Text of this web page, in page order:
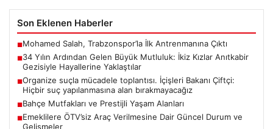
Son Eklenen Haberler
■Mohamed Salah, Trabzonspor’la İlk Antrenmanına Çıktı
■34 Yılın Ardından Gelen Büyük Mutluluk: İkiz Kızlar Anıtkabir
Gezisiyle Hayallerine Yaklaştılar
■Organize suçla mücadele toplantısı. İçişleri Bakanı Çiftçi:
Hiçbir suç yapılanmasına alan bırakmayacağız
■Bahçe Mutfakları ve Prestijli Yaşam Alanları
■Emeklilere ÖTV’siz Araç Verilmesine Dair Güncel Durum ve
Gelişmeler